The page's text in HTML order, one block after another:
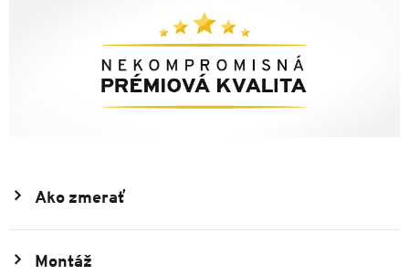
Ako zmerať
Montáž